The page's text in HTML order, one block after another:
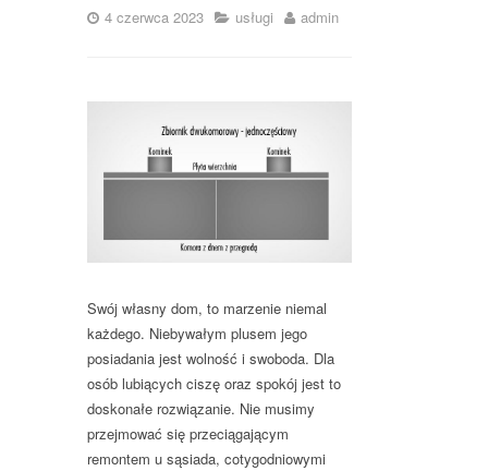
4 czerwca 2023 usługi admin
Swój własny dom, to marzenie niemal
każdego. Niebywałym plusem jego
posiadania jest wolność i swoboda. Dla
osób lubiących ciszę oraz spokój jest to
doskonałe rozwiązanie. Nie musimy
przejmować się przeciągającym
remontem u sąsiada, cotygodniowymi